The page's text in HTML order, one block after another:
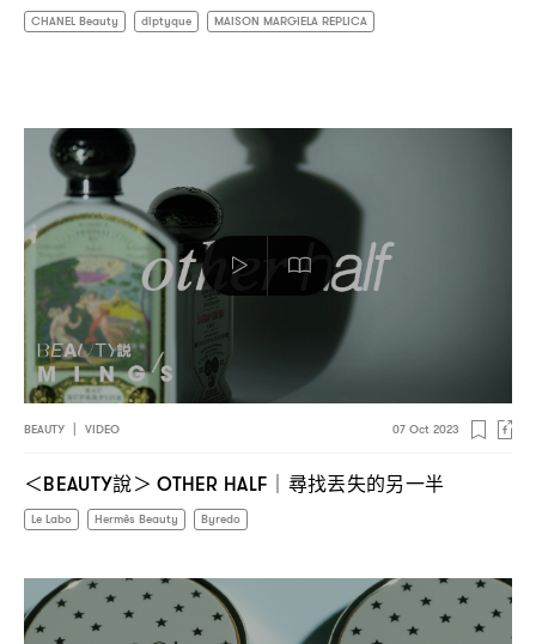
CHANEL Beauty diptyque MAISON MARGIELA REPLICA
BEAUTY | VIDEO 07 Oct 2023
＜BEAUTY說＞ OTHER HALF｜ 尋找丟失的另一半
Le Labo Hermès Beauty Byredo